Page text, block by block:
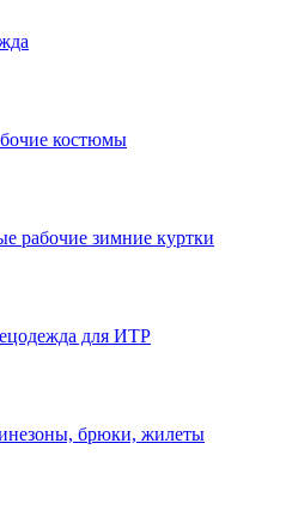
костюмы
рабочие зимние куртки
для ИТР
брюки, жилеты